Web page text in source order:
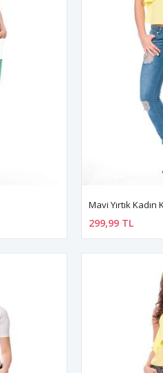
Mavi Yırtık
299,99 TL